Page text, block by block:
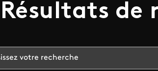
Résultats de